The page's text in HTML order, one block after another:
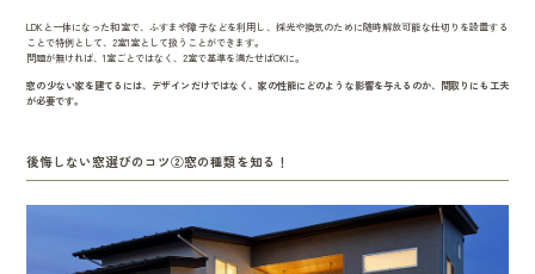
LDKと一体になった和室で、ふすまや障子などを利用し、採光や換気のために随時解放可能な仕切りを設置する
ことで特例として、2室1室として扱うことができます。
問題が無ければ、1室ごとではなく、2室で基準を満たせばOKに。
窓の少ない家を建てるには、デザインだけではなく、家の性能にどのような影響を与えるのか、間取りにも工夫
が必要です。
後悔しない窓選びのコツ②窓の種類を知る！